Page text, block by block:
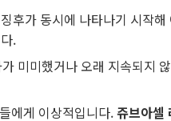
후가 동시에 나타나기 시작
.
미미했거나 오래 지속되지
에게 이상적입니다.쥬브아셀